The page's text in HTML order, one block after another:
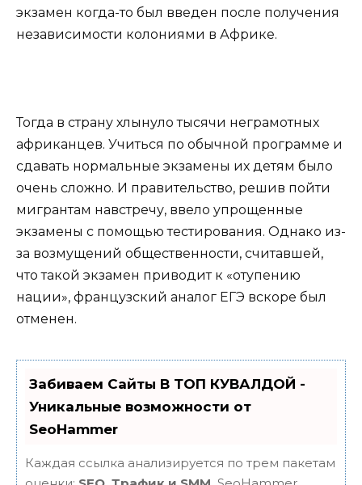
экзамен когда-то был введен после получения
независимости колониями в Африке.
Тогда в страну хлынуло тысячи неграмотных
африканцев. Учиться по обычной программе и
сдавать нормальные экзамены их детям было
очень сложно. И правительство, решив пойти
мигрантам навстречу, ввело упрощенные
экзамены с помощью тестирования. Однако из-
за возмущений общественности, считавшей,
что такой экзамен приводит к «отупению
нации», французский аналог ЕГЭ вскоре был
отменен.
Забиваем Сайты В ТОП КУВАЛДОЙ -
Уникальные возможности от
SeoHammer
Каждая ссылка анализируется по трем пакетам